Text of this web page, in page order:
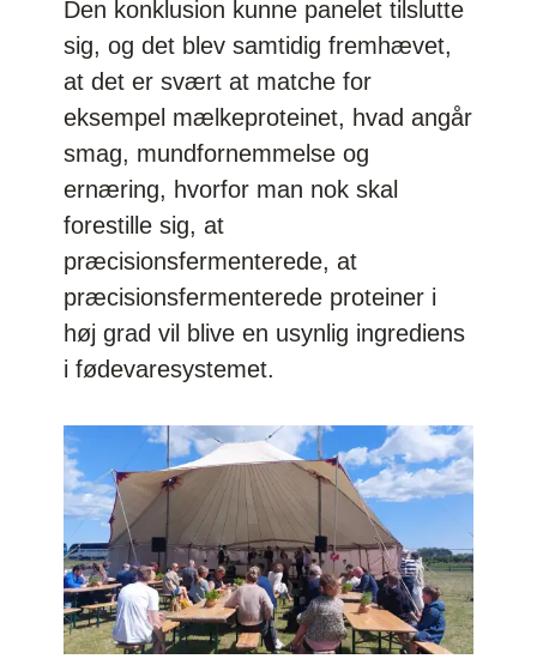
Den konklusion kunne panelet tilslutte
sig, og det blev samtidig fremhævet,
at det er svært at matche for
eksempel mælkeproteinet, hvad angår
smag, mundfornemmelse og
ernæring, hvorfor man nok skal
forestille sig, at
præcisionsfermenterede, at
præcisionsfermenterede proteiner i
høj grad vil blive en usynlig ingrediens
i fødevaresystemet.